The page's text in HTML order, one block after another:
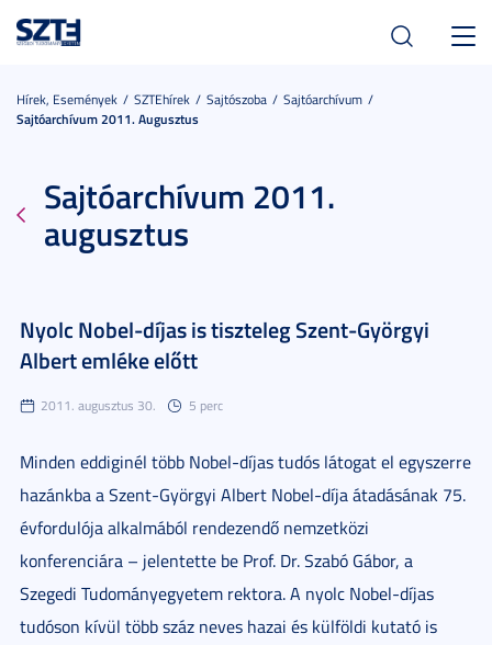
Hírek, Események SZTEhírek Sajtószoba
Sajtóarchívum
Sajtóarchívum 2011. Augusztus
Sajtóarchívum 2011.
augusztus
Nyolc Nobel-díjas is tiszteleg Szent-Györgyi
Albert emléke előtt
2011. augusztus 30. 5 perc
Minden eddiginél több Nobel-díjas tudós látogat el egyszerre
hazánkba a Szent-Györgyi Albert Nobel-díja átadásának 75.
évfordulója alkalmából rendezendő nemzetközi
konferenciára – jelentette be Prof. Dr. Szabó Gábor, a
Szegedi Tudományegyetem rektora. A nyolc Nobel-díjas
tudóson kívül több száz neves hazai és külföldi kutató is